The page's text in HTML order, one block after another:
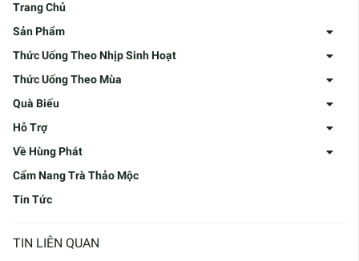
Trang Chủ
Sản Phẩm
Thức Uống Theo Nhịp Sinh Hoạt
Thức Uống Theo Mùa
Quà Biếu
Hỗ Trợ
Về Hùng Phát
Cẩm Nang Trà Thảo Mộc
Tin Tức
TIN LIÊN QUAN